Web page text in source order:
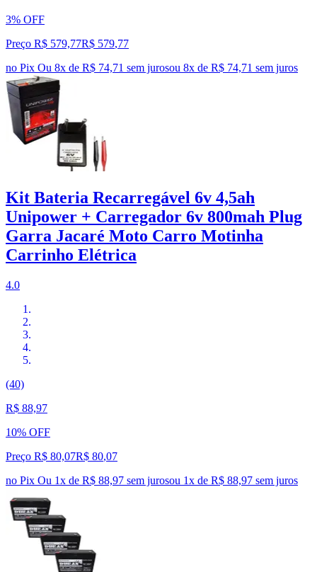
3% OFF
Preço R$ 579,77R$ 579,77
no Pix Ou 8x de R$ 74,71 sem jurosou 8x de R$ 74,71 sem juros
Kit Bateria Recarregável 6v 4,5ah
Unipower + Carregador 6v 800mah Plug
Garra Jacaré Moto Carro Motinha
Carrinho Elétrica
4.0
(40)
R$ 88,97
10% OFF
Preço R$ 80,07R$ 80,07
no Pix Ou 1x de R$ 88,97 sem jurosou 1x de R$ 88,97 sem juros